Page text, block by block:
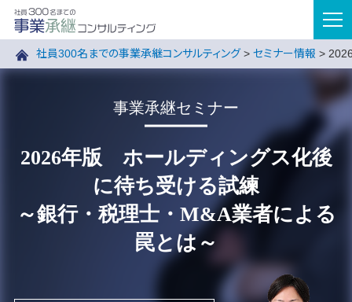
社員300名までの事業承継コンサルティング> セミナー情報 >
事業承継セミナー
2026年版 ホールディングス化後
に待ち受ける試練
～銀行・税理士・M&A業者による
罠とは～